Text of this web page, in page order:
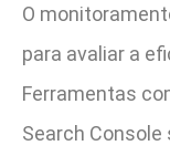
O
para avaliar a
Ferramentas
Search